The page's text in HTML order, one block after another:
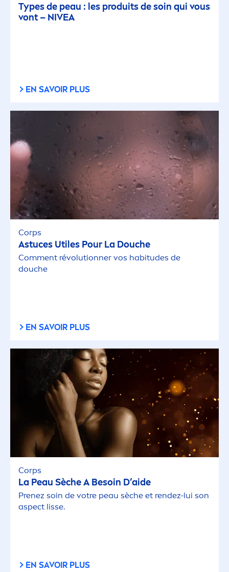
Types de peau : les produits de soin qui vous
vont – NIVEA
EN SAVOIR PLUS
Corps
Astuces Utiles Pour La Douche
Comment révolutionner vos habitudes de
douche
EN SAVOIR PLUS
Corps
La Peau Sèche A Besoin D’aide
Prenez soin de votre peau sèche et rendez-lui son
aspect lisse.
EN SAVOIR PLUS